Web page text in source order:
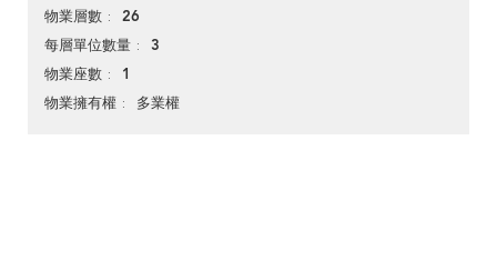
物業層數 26
每層單位數量 3
物業座數 1
物業擁有權 多業權